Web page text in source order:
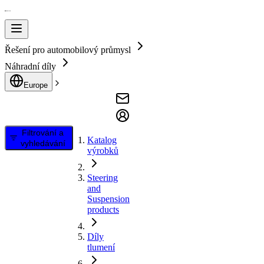
Řešení pro automobilový průmysl
Náhradní díly
Europe
Filtrování a
vyhledávání
Katalog
výrobků
Steering
and
Suspension
products
Díly
tlumení